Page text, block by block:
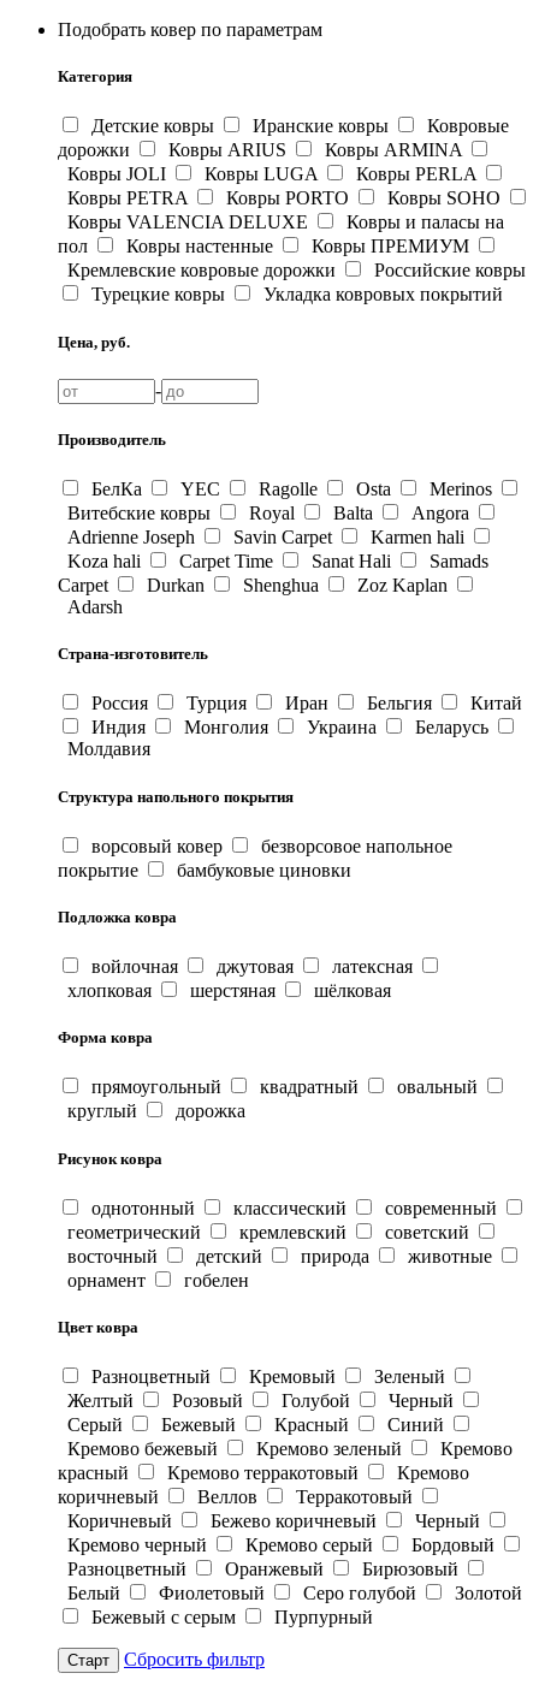
Подобрать ковер по параметрам
Категория
Детские ковры Иранские ковры
Ковровые
дорожки
Ковры ARIUS
Ковры ARMINA
Ковры JOLI
Ковры LUGA
Ковры PERLA
Ковры PETRA
Ковры PORTO
Ковры SOHO
Ковры VALENCIA DELUXE
Ковры и паласы на
пол
Ковры настенные
Ковры ПРЕМИУМ
Кремлевские ковровые дорожки
Российские ковры
Турецкие ковры
Укладка ковровых покрытий
Цена, руб.
-
Производитель
БелКа YEC Ragolle Osta
Merinos
Витебские ковры
Royal Balta
Angora
Adrienne Joseph
Savin Carpet
Karmen hali
Koza hali
Carpet Time Sanat Hali
Samads
Carpet
Durkan Shenghua
Zoz Kaplan
Adarsh
Страна-изготовитель
Россия Турция Иран Бельгия
Китай
Индия
Монголия Украина
Беларусь
Молдавия
Структура напольного покрытия
ворсовый ковер
безворсовое напольное
покрытие
бамбуковые циновки
Подложка ковра
войлочная джутовая
латексная
хлопковая
шерстяная шёлковая
Форма ковра
прямоугольный квадратный
овальный
круглый
дорожка
Рисунок ковра
однотонный классический
современный
геометрический
кремлевский
советский
восточный
детский природа
животные
орнамент
гобелен
Цвет ковра
Разноцветный Кремовый
Зеленый
Желтый
Розовый Голубой
Черный
Серый
Бежевый Красный
Синий
Кремово бежевый
Кремово зеленый
Кремово
красный
Кремово терракотовый
Кремово
коричневый
Веллов
Терракотовый
Коричневый
Бежево коричневый
Черный
Кремово черный
Кремово серый
Бордовый
Разноцветный
Оранжевый
Бирюзовый
Белый
Фиолетовый Серо голубой
Золотой
Бежевый с серым
Пурпурный
Старт Сбросить фильтр